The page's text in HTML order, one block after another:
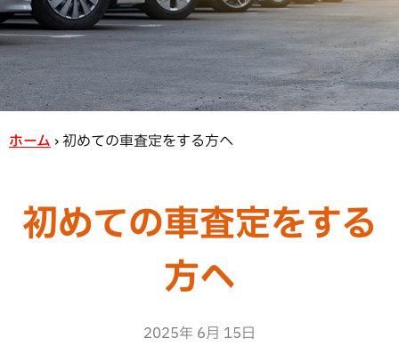
ホーム ›初めての車査定をする方へ
初めての車査定をする
方へ
2025年 6月 15日